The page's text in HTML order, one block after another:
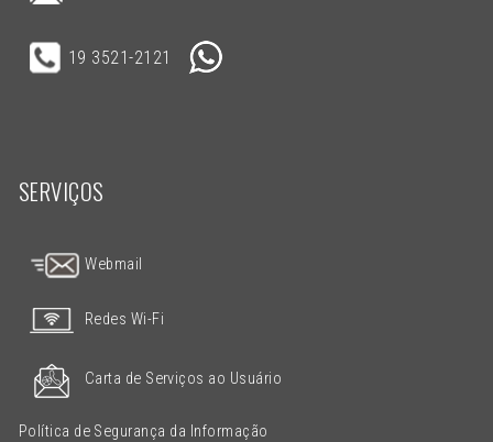
19 3521-2121
SERVIÇOS
Webmail
Redes Wi-Fi
Carta de Serviços ao Usuário
Política de Segurança da Informação